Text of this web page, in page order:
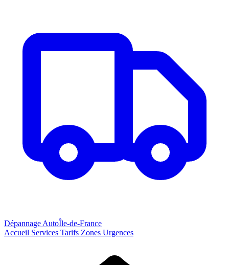
Dépannage AutoÎle-de-France
Accueil Services Tarifs Zones Urgences